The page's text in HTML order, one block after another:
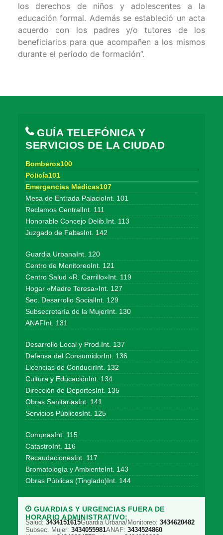
los derechos de niños y adolescentes a la
educación formal. Además se estableció un acta
acuerdo con los padres y/o tutores de los
beneficiarios para que acompañen a los mismos
durante el periodo de formación”.
GUÍA TELEFÓNICA Y
SERVICIOS DE LA CIUDAD
Bomberos100
Policía101
Emergencias Médicas107
Mesa de Entrada PalacioInt. 101
Reclamos CentralInt. 111
Honorable Concejo Delib.Int. 113
Juzgado de FaltasInt. 142
Guardia UrbanaInt. 120
Centro de MonitoreoInt. 121
Centro Salud «R. Carrillo»Int. 119
Hogar «Madre Teresa»Int. 127
Sec. Desarrollo SocialInt. 129
Subsecretaría de la MujerInt. 130
ANAFInt. 131
Desarrollo Local y Prod.Int. 137
Defensa del ConsumidorInt. 136
Licencias de ConducirInt. 132
Cultura y EducaciónInt. 134
Dirección de DeportesInt. 135
Obras SanitariasInt. 141
Servicios PúblicosInt. 125
ComprasInt. 115
CatastroInt. 116
RecaudacionesInt. 117
Bromatología y AmbienteInt. 143
Obras Públicas (Tinglado)Int. 144
GUARDIAS Y URGENCIAS FUERA DE
HORARIO ADMINISTRATIVO:
Salud: 3434151615Guardia Urbana/Monitoreo: 3434620482
Subsec. Mujer: 3434055981ANAF: 3434524860